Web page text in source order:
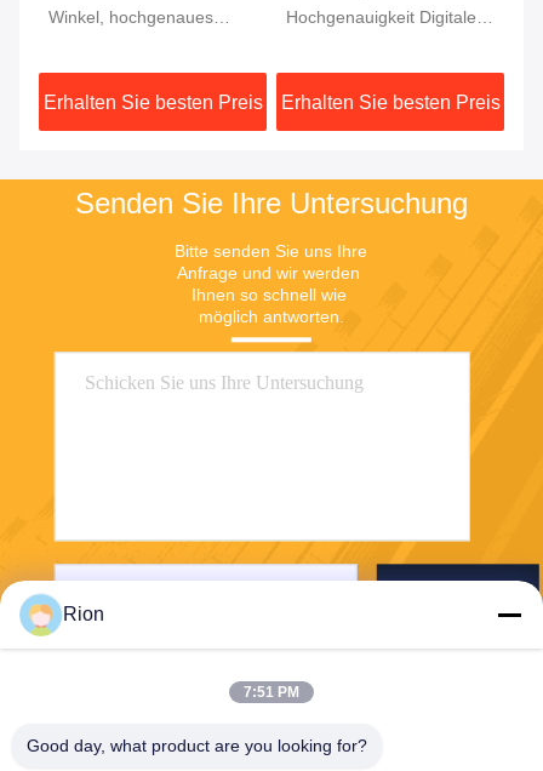
Winkel, hochgenaues
Neigungsmessgerät,
Datenspeicher
Erhalten Sie besten Preis
Hochgenauigkeit Digitales
Schraubmontagewinkelfinder
Erhalten Sie besten Preis
Senden Sie Ihre Untersuchung
Bitte senden Sie uns Ihre
Anfrage und wir werden
Ihnen so schnell wie
möglich antworten.
Rion
7:51 PM
Good day, what product are you looking for?